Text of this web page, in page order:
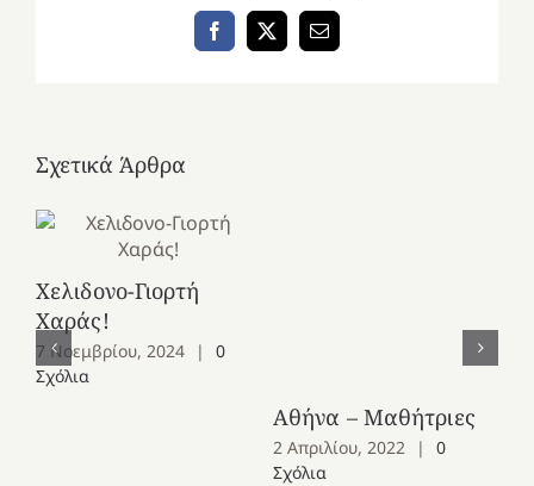
Facebook
X Email
Σχετικά Άρθρα
Χελιδονο-Γιορτή
Χαράς!
7 Νοεμβρίου, 2024 |
0
Σχόλια
Αθήνα – Μαθήτριες
2 Απριλίου, 2022 |
0
Σχόλια